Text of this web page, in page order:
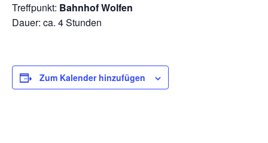
Treffpunkt: Bahnhof Wolfen
Dauer: ca. 4 Stunden
Zum Kalender hinzufügen